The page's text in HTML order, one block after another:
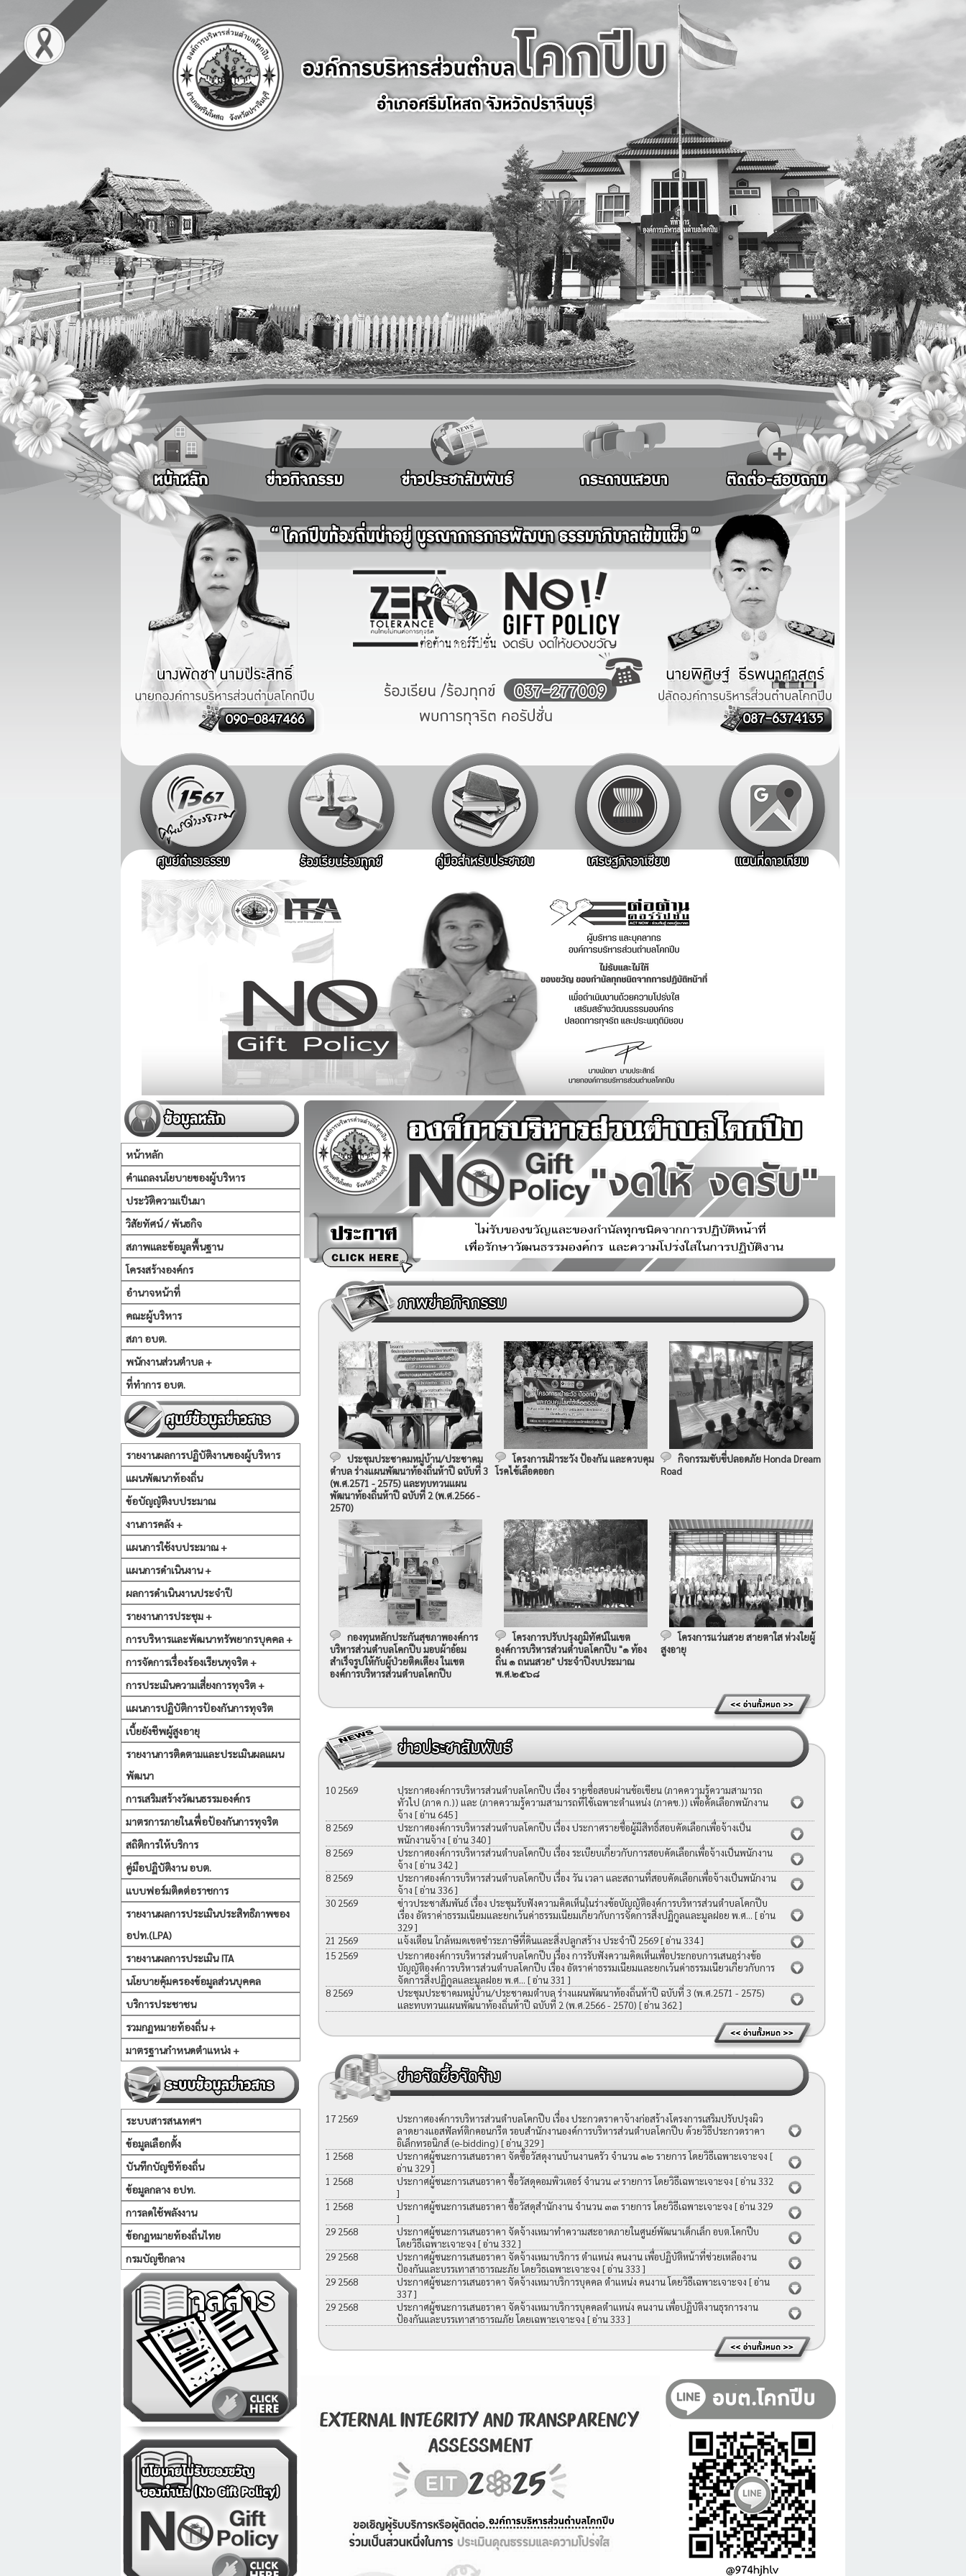
หน้าหลัก
คำแถลงนโยบายของผู้บริหาร
ประวัติความเป็นมา
วิสัยทัศน์ / พันธกิจ
สภาพและข้อมูลพื้นฐาน
โครงสร้างองค์กร
อำนาจหน้าที่
คณะผู้บริหาร
สภา อบต.
พนักงานส่วนตำบล +
ที่ทำการ อบต.
รายงานผลการปฏิบัติงานของผู้บริหาร
แผนพัฒนาท้องถิ่น
ข้อบัญญัติงบประมาณ
งานการคลัง +
แผนการใช้งบประมาณ +
แผนการดำเนินงาน +
ผลการดำเนินงานประจำปี
รายงานการประชุม +
การบริหารและพัฒนาทรัพยากรบุคคล +
การจัดการเรื่องร้องเรียนทุจริต +
การประเมินความเสี่ยงการทุจริต +
แผนการปฏิบัติการป้องกันการทุจริต
เบี้ยยังชีพผู้สูงอายุ
รายงานการติดตามและประเมินผลแผน
พัฒนา
การเสริมสร้างวัฒนธรรมองค์กร
มาตรการภายในเพื่อป้องกันการทุจริต
สถิติการให้บริการ
คู่มือปฏิบัติงาน อบต.
แบบฟอร์มติดต่อราชการ
รายงานผลการประเมินประสิทธิภาพของ
อปท.(LPA)
รายงานผลการประเมิน ITA
นโยบายคุ้มครองข้อมูลส่วนบุคคล
บริการประชาชน
รวมกฏหมายท้องถิ่น +
มาตรฐานกำหนดตำแหน่ง +
ระบบสารสนเทศฯ
ข้อมูลเลือกตั้ง
บันทึกบัญชีท้องถิ่น
ข้อมูลกลาง อปท.
การลดใช้พลังงาน
ข้อกฏหมายท้องถิ่นไทย
กรมบัญชีกลาง
ประชุมประชาคมหมู่บ้าน/ประชาคม
ตำบล ร่างแผนพัฒนาท้องถิ่นห้าปี ฉบับที่ 3
(พ.ศ.2571 - 2575) และทบทวนแผน
พัฒนาท้องถิ่นห้าปี ฉบับที่ 2 (พ.ศ.2566 -
2570)
โครงการเฝ้าระวัง ป้องกัน และควบคุม
โรคไข้เลือดออก
กิจกรรมขับขี่ปลอดภัย Honda Dream
Road
กองทุนหลักประกันสุขภาพองค์การ
บริหารส่วนตำบลโคกปีบ มอบผ้าอ้อม
สำเร็จรูปให้กับผู้ป่วยติดเตียง ในเขต
องค์การบริหารส่วนตำบลโคกปีบ
โครงการปรับปรุงภูมิทัศน์ในเขต
องค์การบริหารส่วนตำบลโคกปีบ "๑ ท้อง
ถิ่น ๑ ถนนสวย" ประจำปีงบประมาณ
พ.ศ.๒๕๖๘
โครงการแว่นสวย สายตาใส ห่วงใยผู้
สูงอายุ
10 2569
ประกาศองค์การบริหารส่วนตำบลโคกปีบ เรื่อง รายชื่อสอบผ่านข้อเขียน (ภาคความรู้ความสามารถ
ทั่วไป (ภาค ก.)) และ (ภาคความรู้ความสามารถที่ใช้เฉพาะตำแหน่ง (ภาคข.)) เพื่อคัดเลือกพนักงาน
จ้าง [ อ่าน 645 ]
8 2569
ประกาศองค์การบริหารส่วนตำบลโคกปีบ เรื่อง ประกาศรายชื่อผู้มีสิทธิ์สอบคัดเลือกเพื่อจ้างเป็น
พนักงานจ้าง [ อ่าน 340 ]
8 2569
ประกาศองค์การบริหารส่วนตำบลโคกปีบ เรื่อง ระเบียบเกี่ยวกับการสอบคัดเลือกเพื่อจ้างเป็นพนักงาน
จ้าง [ อ่าน 342 ]
8 2569
ประกาศองค์การบริหารส่วนตำบลโคกปีบ เรื่อง วัน เวลา และสถานที่สอบคัดเลือกเพื่อจ้างเป็นพนักงาน
จ้าง [ อ่าน 336 ]
30 2569
ข่าวประชาสัมพันธ์ เรื่อง ประชุมรับฟังความคิดเห็นในร่างข้อบัญญัติองค์การบริหารส่วนตำบลโคกปีบ
เรื่อง อัตราค่าธรรมเนียมและยกเว้นค่าธรรมเนียมเกี่ยวกับการจัดการสิ่งปฏิกูลและมูลฝอย พ.ศ... [ อ่าน
329 ]
21 2569
แจ้งเตือน ใกล้หมดเขตชำระภาษีที่ดินและสิ่งปลูกสร้าง ประจำปี 2569[ อ่าน 334 ]
15 2569
ประกาศองค์การบริหารส่วนตำบลโคกปีบ เรื่อง การรับฟังความคิดเห็นเพื่อประกอบการเสนอร่างข้อ
บัญญัติองค์การบริหารส่วนตำบลโคกปีบ เรื่อง อัตราค่าธรรมเนียมและยกเว้นค่าธรรมเนียวเกี่ยวกับการ
จัดการสิ่งปฏิกูลและมูลฝอย พ.ศ... [ อ่าน 331 ]
8 2569
ประชุมประชาคมหมู่บ้าน/ประชาคมตำบล ร่างแผนพัฒนาท้องถิ่นห้าปี ฉบับที่ 3 (พ.ศ.2571 - 2575)
และทบทวนแผนพัฒนาท้องถิ่นห้าปี ฉบับที่ 2 (พ.ศ.2566 - 2570) [ อ่าน 362 ]
17 2569
ประกาศองค์การบริหารส่วนตำบลโคกปีบ เรื่อง ประกวดราคาจ้างก่อสร้างโครงการเสริมปรับปรุงผิว
ลาดยางแอสฟัลท์ติกคอนกรีต รอบสำนักงานองค์การบริหารส่วนตำบลโคกปีบ ด้วยวิธีประกวดราคา
อิเล็กทรอนิกส์ (e-bidding) [ อ่าน 329 ]
1 2568
ประกาศผู้ชนะการเสนอราคา จัดซื้อวัสดุงานบ้านงานครัว จำนวน ๑๒ รายการ โดยวิธีเฉพาะเจาะจง [
อ่าน 329 ]
1 2568
ประกาศผู้ชนะการเสนอราคา ซื้อวัสดุคอมพิวเตอร์ จำนวน ๙ รายการ โดยวิธีเฉพาะเจาะจง [ อ่าน 332
]
1 2568
ประกาศผู้ชนะการเสนอราคา ซื้อวัสดุสำนักงาน จำนวน ๓๓ รายการ โดยวิธีเฉพาะเจาะจง [ อ่าน 329
]
29 2568
ประกาศผู้ชนะการเสนอราคา จัดจ้างเหมาทำความสะอาดภายในศูนย์พัฒนาเด็กเล็ก อบต.โคกปีบ
โดยวิธีเฉพาะเจาะจง [ อ่าน 332 ]
29 2568
ประกาศผู้ชนะการเสนอราคา จัดจ้างเหมาบริการ ตำแหน่ง คนงาน เพื่อปฏิบัติหน้าที่ช่วยเหลืองาน
ป้องกันและบรรเทาสาธารณะภัย โดยวิธเฉพาะเจาะจง [ อ่าน 333 ]
29 2568
ประกาศผู้ชนะการเสนอราคา จัดจ้างเหมาบริการบุคคล ตำแหน่ง คนงาน โดยวิธีเฉพาะเจาะจง [ อ่าน
337 ]
29 2568
ประกาศผู้ชนะการเสนอราคา จัดจ้างเหมาบริการบุคคลตำแหน่ง คนงาน เพื่อปฏิบัติงานธุรการงาน
ป้องกันและบรรเทาสาธารณภัย โดยเฉพาะเจาะจง [ อ่าน 333 ]